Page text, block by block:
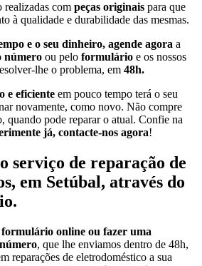
realizadas com peças originais para que
à qualidade e durabilidade das mesmas.
e o seu dinheiro, agende agora a
número ou pelo formulário e os nossos
lhe o problema, em 48h.
e eficiente em pouco tempo terá o seu
novamente, como novo. Não compre
quando pode reparar o atual. Confie na
já, contacte-nos agora!
serviço de reparação de
em Setúbal, através do
formulário online ou fazer uma
, que lhe enviamos dentro de 48h,
reparações de eletrodoméstico a sua